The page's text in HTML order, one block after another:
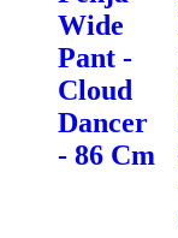
Wide
Pant -
Cloud
Dancer
- 86 Cm